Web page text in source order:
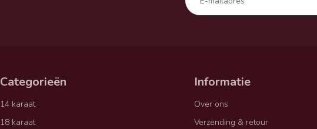
Categorieën
14 karaat
18 karaat
Informatie
Over ons
Verzending & retour